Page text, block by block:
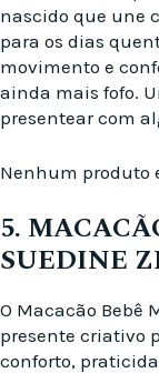
nascido que une
para os dias
movimento e
ainda mais fofo.
presentear com
Nenhum produto
5.
SUEDINE
O Macacão Bebê
presente criativo
conforto,